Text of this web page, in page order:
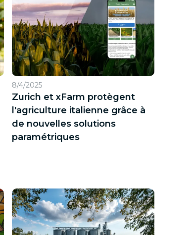
8/4/2025
Zurich et xFarm protègent
l'agriculture italienne grâce à
de nouvelles solutions
paramétriques